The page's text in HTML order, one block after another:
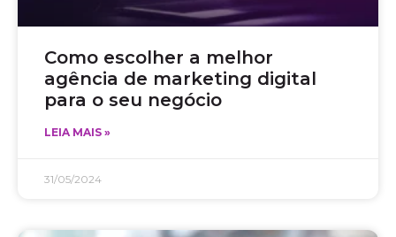
Como escolher a melhor
agência de marketing digital
para o seu negócio
LEIA MAIS »
31/05/2024